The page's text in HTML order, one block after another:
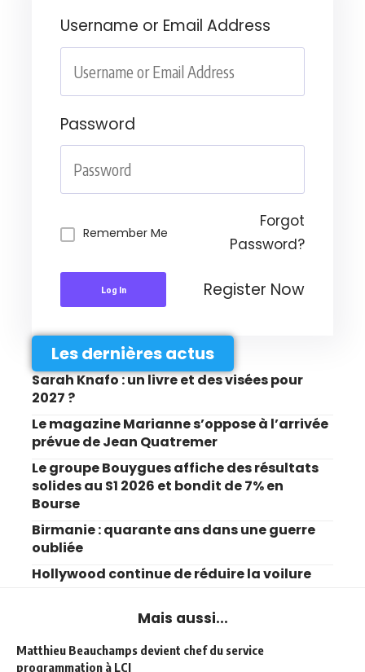
Username or Email Address
Password
Remember Me
Forgot
Password?
Log In Register Now
Les dernières actus
Sarah Knafo : un livre et des visées pour
2027 ?
Le magazine Marianne s’oppose à l’arrivée
prévue de Jean Quatremer
Le groupe Bouygues affiche des résultats
solides au S1 2026 et bondit de 7% en
Bourse
Birmanie : quarante ans dans une guerre
oubliée
Hollywood continue de réduire la voilure
Mais aussi...
Matthieu Beauchamps devient chef du service
programmation à LCI